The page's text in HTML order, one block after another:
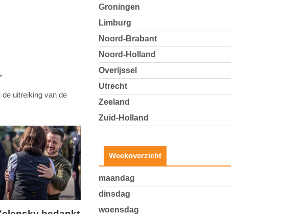
uitreiking van de
Groningen
Limburg
Noord-Brabant
Noord-Holland
Overijssel
Utrecht
Zeeland
Zuid-Holland
Weekoverzicht
maandag
dinsdag
woensdag